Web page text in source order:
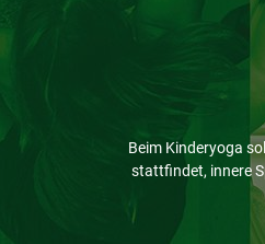
Beim Kinderyoga
stattfindet, innere